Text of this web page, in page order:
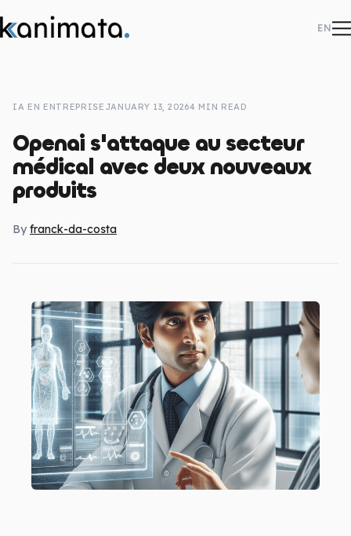
EN
Formation
Méthode
À propos
Blog
Contact
PRENDRE CONTACT EN
IA EN ENTREPRISE JANUARY 13, 20264 MIN READ
Openai s'attaque au secteur
médical avec deux nouveaux
produits
By franck-da-costa